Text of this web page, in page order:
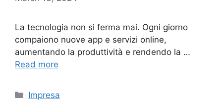
La tecnologia non si ferma mai. Ogni giorno
compaiono nuove app e servizi online,
aumentando la produttività e rendendo la …
Read more
Categories
Impresa